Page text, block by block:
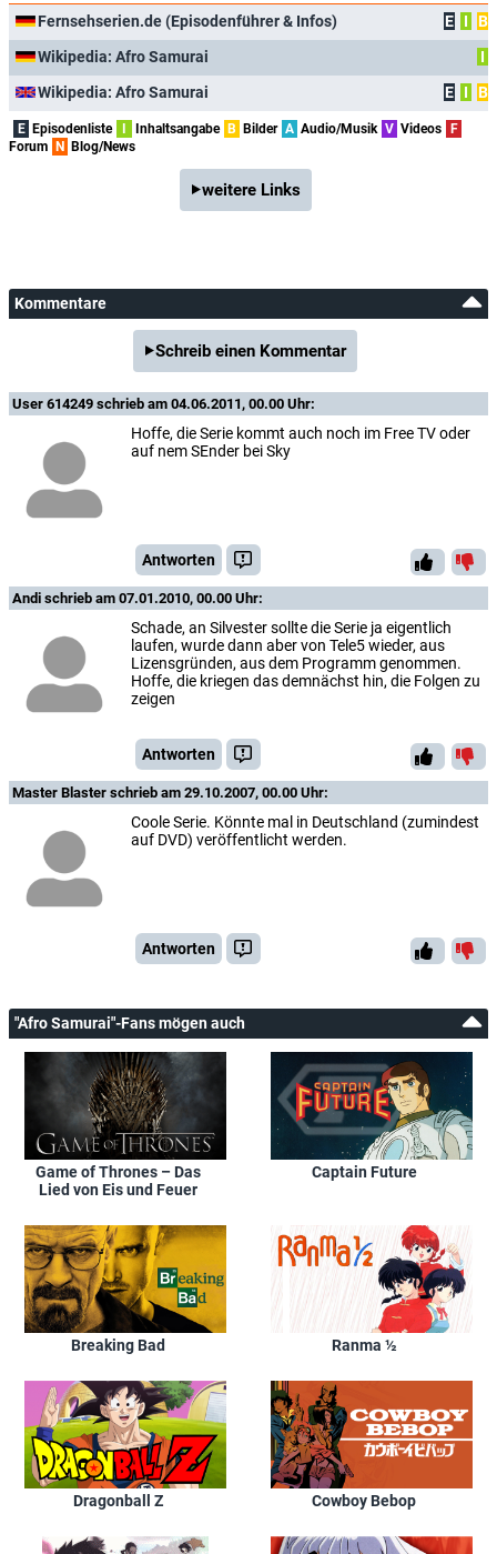
Fernsehserien.de (Episodenführer & Infos) E I
B
Wikipedia: Afro Samurai
I
Wikipedia: Afro Samurai
E I B
E Episodenliste Inhaltsangabe B Bilder A Audio/Musik V Videos
F
Forum
N Blog/News
weitere Links
Kommentare
Schreib einen Kommentar
User 614249 schrieb am 04.06.2011, 00.00 Uhr:
Hoffe, die Serie kommt auch noch im Free TV oder
auf nem SEnder bei Sky
Antworten
Andi schrieb am 07.01.2010, 00.00 Uhr:
Schade, an Silvester sollte die Serie ja eigentlich
laufen, wurde dann aber von Tele5 wieder, aus
Lizensgründen, aus dem Programm genommen.
Hoffe, die kriegen das demnächst hin, die Folgen zu
zeigen
Antworten
Master Blaster schrieb am 29.10.2007, 00.00 Uhr:
Coole Serie. Könnte mal in Deutschland (zumindest
auf DVD) veröffentlicht werden.
Antworten
"Afro Samurai"-Fans mögen auch
Game of Thrones – Das
Lied von Eis und Feuer
Captain Future
Breaking Bad Ranma ½
Dragonball Z Cowboy Bebop